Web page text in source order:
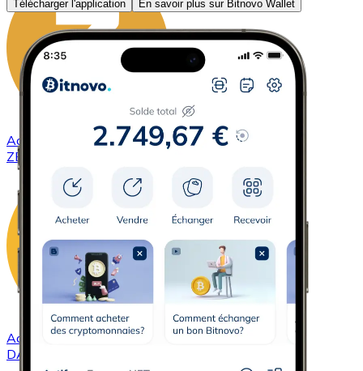
Acheter ZCashavec virement bancaire
ZEC
AcheterDAIavec virement bancaire
DAI
Télécharger l'application En savoir plus sur Bitnovo Wallet